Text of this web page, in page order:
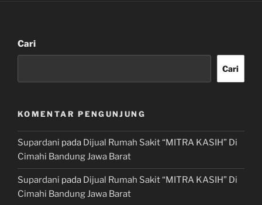
Cari
Cari
KOMENTAR PENGUNJUNG
Supardani pada Dijual Rumah Sakit “MITRA KASIH” Di
Cimahi Bandung Jawa Barat
Supardani pada Dijual Rumah Sakit “MITRA KASIH” Di
Cimahi Bandung Jawa Barat